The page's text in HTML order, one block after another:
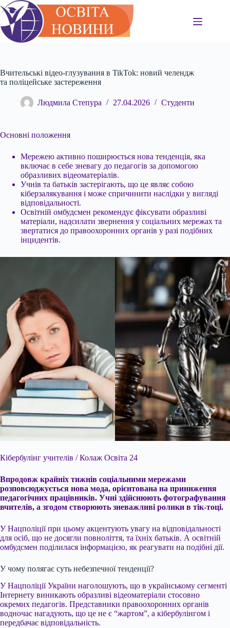
Перейти
до
вмісту
Вчительські відео-глузування в TikTok: новий челендж
та поліцейське застереження
Людмила Степура 27.04.2026 Студенти
Основні положення
Мережею активно поширюється нова тенденція, яка
включає в себе зневагу до педагогів за допомогою
образливих відеоматеріалів.
Учнів та батьків застерігають, що це являє собою
кіберзалякування і може спричинити наслідки у вигляді
відповідальності.
Освітній омбудсмен рекомендує фіксувати образливі
матеріали, надсилати звернення у соціальних мережах та
звертатися до правоохоронних органів у разі подібних
інцидентів.
Кібербулінг учителів / Колаж Освіта 24
Впродовж крайніх тижнів соціальними мережами
розповсюджується нова мода, орієнтована на приниження
педагогічних працівників. Учні здійснюють фотографування
вчителів, а згодом створюють зневажливі ролики в тік-тоці.
У Нацполіції при цьому акцентують увагу на відповідальності
для осіб, що не досягли повноліття, та їхніх батьків. А освітній
омбудсмен поділилася інформацією, як реагувати на подібні дії.
У чому полягає суть небезпечної тенденції?
У Нацполіції України наголошують, що в українському сегменті
Інтернету виникають образливі відеоматеріали стосовно
окремих педагогів. Представники правоохоронних органів
водночас нагадують, що це не є “жартом”, а кібербулінгом і
передбачає відповідальність.